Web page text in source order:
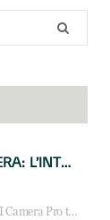
LOGITECH RALLY AI CAMERA: L’INTELLIGENZA ARTIFICIALE ENTRA NELLE SALE RIUNIONI DI NUOVA GENERAZIONE
Logitech Rally AI Camera e Rally AI Camera Pro trasformano gli spazi di collaborazione con AI, inquadratura intelligente, multi-camera e gestione avanzata dei meeting ibridi.